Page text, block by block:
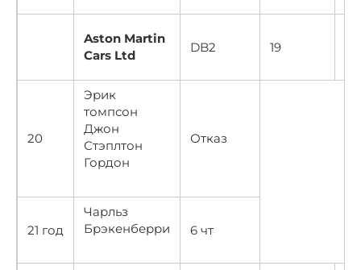
Aston Martin
Cars Ltd
DB2 19
20
Эрик
томпсон
Джон
Стэплтон
Гордон
Отказ
21 год
Чарльз
Брэкенберри
6 чт